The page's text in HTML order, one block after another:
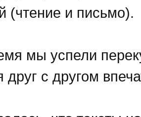
(чтение и письмо).
мы успели
друг с другом